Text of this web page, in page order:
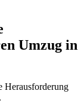
Umzug in
Herausforderung